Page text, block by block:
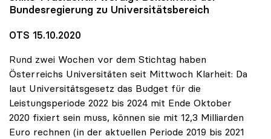
Bundesregierung zu Universitätsbereich
OTS 15.10.2020
Rund zwei Wochen vor dem Stichtag haben
Österreichs Universitäten seit Mittwoch Klarheit: Da
laut Universitätsgesetz das Budget für die
Leistungsperiode 2022 bis 2024 mit Ende Oktober
2020 fixiert sein muss, können sie mit 12,3 Milliarden
Euro rechnen (in der aktuellen Periode 2019 bis 2021